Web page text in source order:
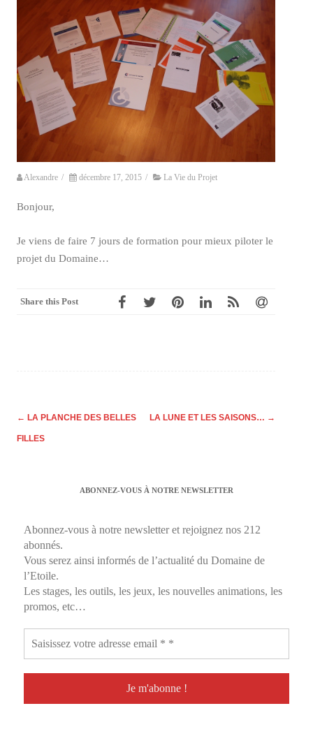
Alexandre / décembre 17, 2015 / La Vie du Projet
Bonjour,
Je viens de faire 7 jours de formation pour mieux piloter le
projet du Domaine…
Share this Post
Post
navigation
← LA PLANCHE DES BELLES
FILLES
LA LUNE ET LES SAISONS… →
ABONNEZ-VOUS À NOTRE NEWSLETTER
Abonnez-vous à notre newsletter et rejoignez nos 212
abonnés.
Vous serez ainsi informés de l’actualité du Domaine de
l’Etoile.
Les stages, les outils, les jeux, les nouvelles animations, les
promos, etc…